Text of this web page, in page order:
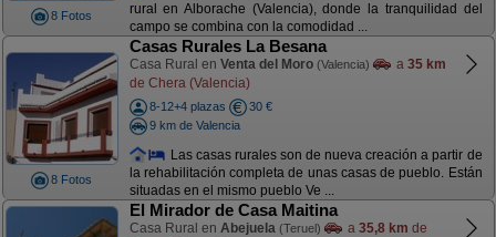
8 Fotos
rural en Alborache (Valencia), donde la tranquilidad del
campo se combina con la comodidad ...
8 Fotos
Casas Rurales La Besana
Casa Rural en Venta del Moro (Valencia) a 35 km
de Chera (Valencia)
8-12+4 plazas
30 €
9 km de Valencia
Las casas rurales son de nueva creación a partir de
la rehabilitación completa de unas casas de pueblo. Están
situadas en el mismo pueblo Ve ...
El Mirador de Casa Maitina
Casa Rural en Abejuela (Teruel) a 35,8 km de